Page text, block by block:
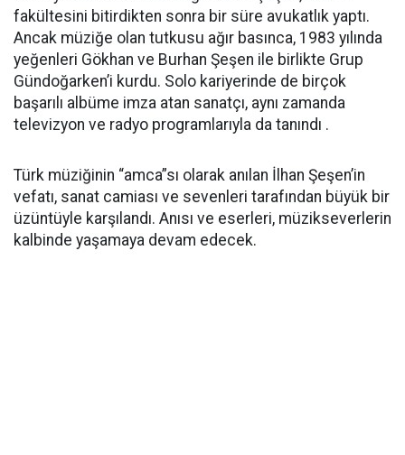
fakültesini bitirdikten sonra bir süre avukatlık yaptı.
Ancak müziğe olan tutkusu ağır basınca, 1983 yılında
yeğenleri Gökhan ve Burhan Şeşen ile birlikte Grup
Gündoğarken’i kurdu. Solo kariyerinde de birçok
başarılı albüme imza atan sanatçı, aynı zamanda
televizyon ve radyo programlarıyla da tanındı .
Türk müziğinin “amca”sı olarak anılan İlhan Şeşen’in
vefatı, sanat camiası ve sevenleri tarafından büyük bir
üzüntüyle karşılandı. Anısı ve eserleri, müzikseverlerin
kalbinde yaşamaya devam edecek.